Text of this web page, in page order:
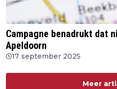
Campagne benadrukt dat
Apeldoorn
17 september 2025
Meer